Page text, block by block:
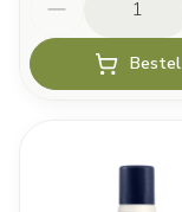
Bestel